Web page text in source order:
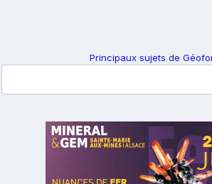
Principaux sujets de